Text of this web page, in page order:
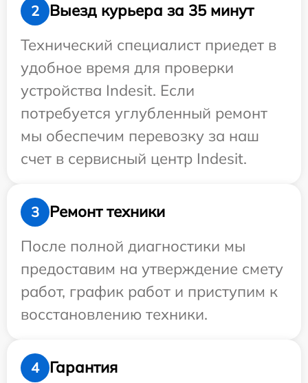
2
Выезд курьера за 35 минут
Технический специалист приедет в
удобное время для проверки
устройства Indesit. Если
потребуется углубленный ремонт
мы обеспечим перевозку за наш
счет в сервисный центр Indesit.
3
Ремонт техники
После полной диагностики мы
предоставим на утверждение смету
работ, график работ и приступим к
восстановлению техники.
4 Гарантия